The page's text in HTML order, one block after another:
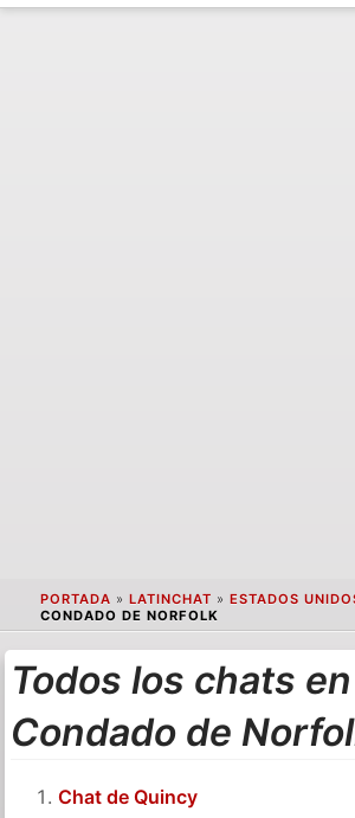
PORTADA » LATINCHAT » ESTADOS
CONDADO DE NORFOLK
Todos los chats en
Condado de
Chat de Quincy